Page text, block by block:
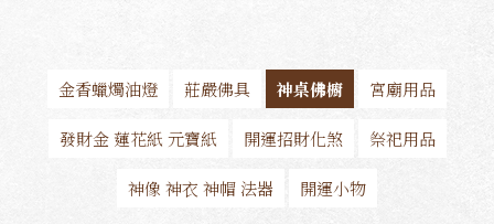
金香蠟燭油燈 莊嚴佛具 神桌佛櫥 宮廟用品
發財金 蓮花紙 元寶紙 開運招財化煞 祭祀用品
神像 神衣 神帽 法器 開運小物